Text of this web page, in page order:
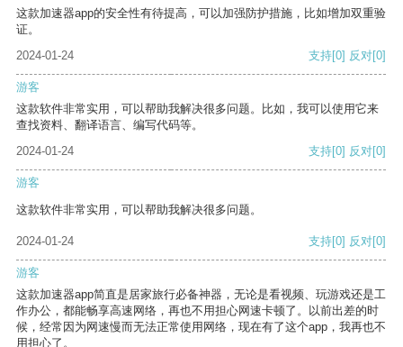
这款加速器app的安全性有待提高，可以加强防护措施，比如增加双重验
证。
2024-01-24
支持[0] 反对[0]
游客
这款软件非常实用，可以帮助我解决很多问题。比如，我可以使用它来
查找资料、翻译语言、编写代码等。
2024-01-24
支持[0] 反对[0]
游客
这款软件非常实用，可以帮助我解决很多问题。
2024-01-24 支持[0] 反对[0]
游客
这款加速器app简直是居家旅行必备神器，无论是看视频、玩游戏还是工
作办公，都能畅享高速网络，再也不用担心网速卡顿了。以前出差的时
候，经常因为网速慢而无法正常使用网络，现在有了这个app，我再也不
用担心了。